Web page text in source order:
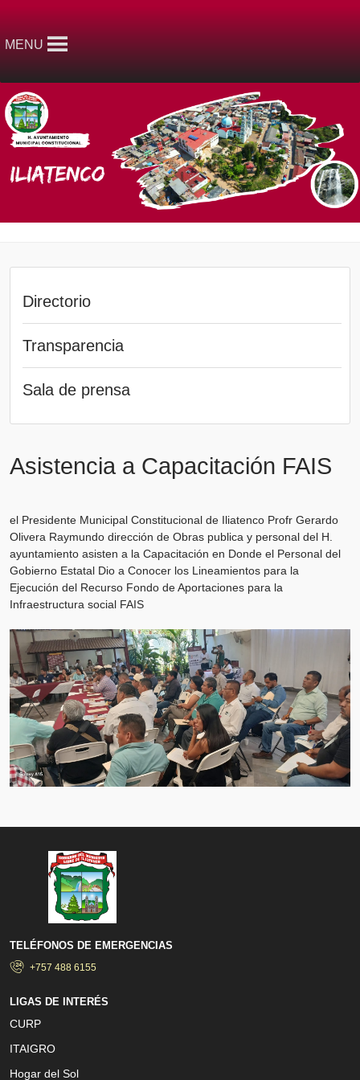
MENU
Directorio
Transparencia
Sala de prensa
Asistencia a Capacitación FAIS
el Presidente Municipal Constitucional de Iliatenco Profr Gerardo
Olivera Raymundo dirección de Obras publica y personal del H.
ayuntamiento asisten a la Capacitación en Donde el Personal del
Gobierno Estatal Dio a Conocer los Lineamientos para la
Ejecución del Recurso Fondo de Aportaciones para la
Infraestructura social FAIS
TELÉFONOS DE EMERGENCIAS
+757 488 6155
LIGAS DE INTERÉS
CURP
ITAIGRO
Hogar del Sol